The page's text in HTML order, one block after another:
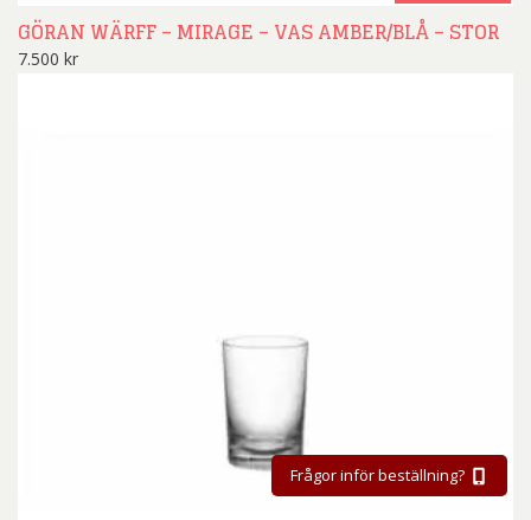
GÖRAN WÄRFF – MIRAGE – VAS AMBER/BLÅ – STOR
7.500 kr
Frågor inför beställning?